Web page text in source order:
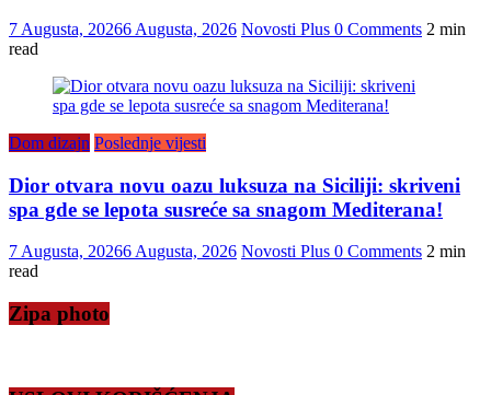
7 Augusta, 20266 Augusta, 2026 Novosti Plus 0 Comments 2 min
read
Dom dizajn Poslednje vijesti
Dior otvara novu oazu luksuza na Siciliji: skriveni
spa gde se lepota susreće sa snagom Mediterana!
7 Augusta, 20266 Augusta, 2026 Novosti Plus 0 Comments 2 min
read
Zipa photo